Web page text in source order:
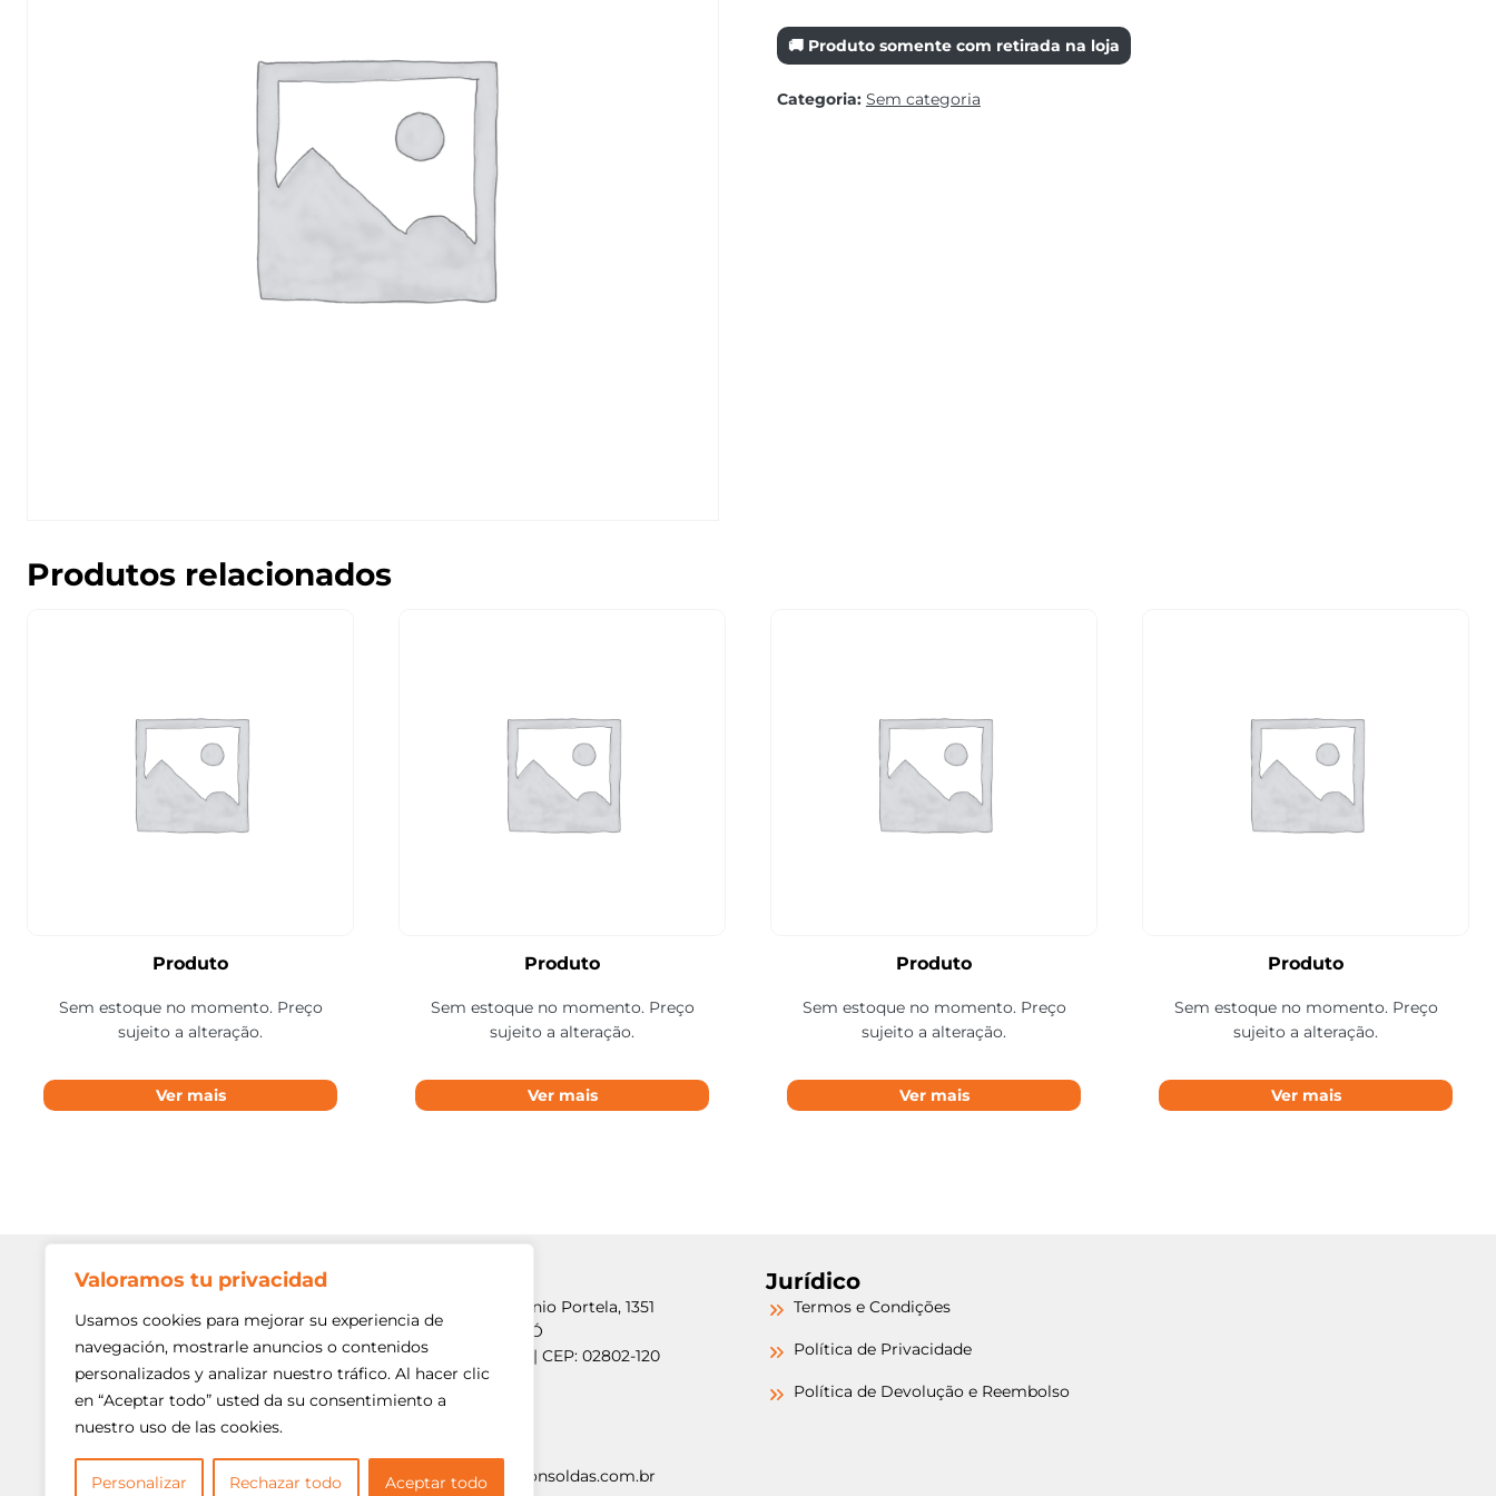
Valoramos tu privacidad
Usamos cookies para mejorar su experiencia de
navegación, mostrarle anuncios o contenidos
personalizados y analizar nuestro tráfico. Al hacer clic
en “Aceptar todo” usted da su consentimiento a
nuestro uso de las cookies.
Personalizar Rechazar todo Aceptar todo
🚚 Produto somente com retirada na loja
Categoria: Sem categoria
Produtos relacionados
Produto
Sem estoque no momento. Preço
sujeito a alteração.
Ver mais
Produto
Sem estoque no momento. Preço
sujeito a alteração.
Ver mais
Produto
Sem estoque no momento. Preço
sujeito a alteração.
Ver mais
Produto
Sem estoque no momento. Preço
sujeito a alteração.
Ver mais
Siga-nos!
Av. Min. Petrônio Portela, 1351
Freguesia do Ó
São Paulo/SP | CEP: 02802-120
contato@argonsoldas.com.br
Jurídico
Termos e Condições
Política de Privacidade
Política de Devolução e Reembolso